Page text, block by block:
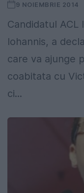
9 NOIEMBRIE 2014
Candidatul ACL
Iohannis, a
care va ajunge
coabitata cu
ci...